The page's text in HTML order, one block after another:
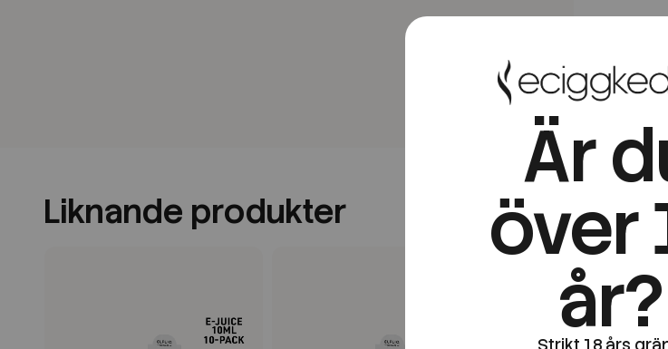
Liknande produkter
Är
över
år?